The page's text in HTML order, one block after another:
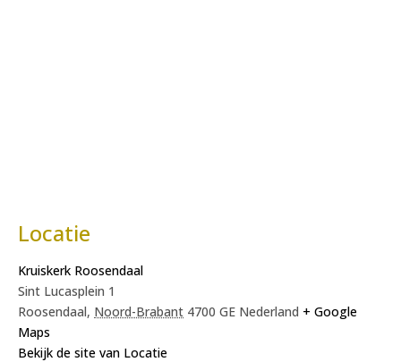
Locatie
Kruiskerk Roosendaal
Sint Lucasplein 1
Roosendaal, Noord-Brabant 4700 GE Nederland + Google
Maps
Bekijk de site van Locatie